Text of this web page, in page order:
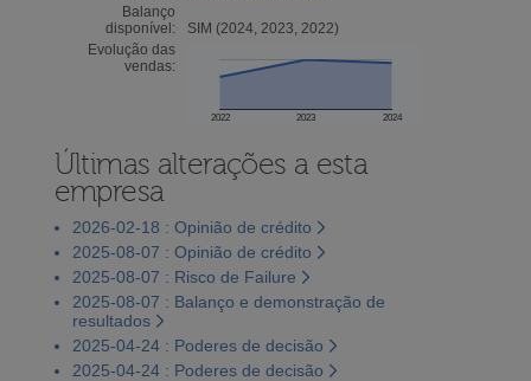
Balanço
disponível:
SIM (2024, 2023, 2022)
Evolução das
vendas:
2022 2023 2024
Últimas alterações a esta
empresa
2026-02-18 : Opinião de crédito
2025-08-07 : Opinião de crédito
2025-08-07 : Risco de Failure
2025-08-07 : Balanço e demonstração de
resultados
2025-04-24 : Poderes de decisão
2025-04-24 : Poderes de decisão